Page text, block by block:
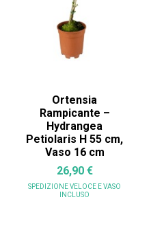
Ortensia
Rampicante –
Hydrangea
Petiolaris H 55 cm,
Vaso 16 cm
26,90 €
SPEDIZIONE VELOCE E VASO
INCLUSO